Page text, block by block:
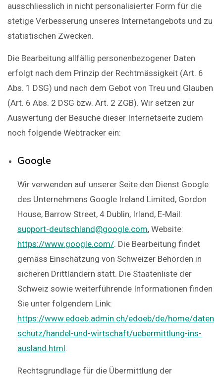
ausschliesslich in nicht personalisierter Form für die
stetige Verbesserung unseres Internetangebots und zu
statistischen Zwecken.
Die Bearbeitung allfällig personenbezogener Daten
erfolgt nach dem Prinzip der Rechtmässigkeit (Art. 6
Abs. 1 DSG) und nach dem Gebot von Treu und Glauben
(Art. 6 Abs. 2 DSG bzw. Art. 2 ZGB). Wir setzen zur
Auswertung der Besuche dieser Internetseite zudem
noch folgende Webtracker ein:
Google
Wir verwenden auf unserer Seite den Dienst Google
des Unternehmens Google Ireland Limited, Gordon
House, Barrow Street, 4 Dublin, Irland, E-Mail:
support-deutschland@google.com, Website:
https://www.google.com/. Die Bearbeitung findet
gemäss Einschätzung von Schweizer Behörden in
sicheren Drittländern statt. Die Staatenliste der
Schweiz sowie weiterführende Informationen finden
Sie unter folgendem Link:
https://www.edoeb.admin.ch/edoeb/de/home/daten
schutz/handel-und-wirtschaft/uebermittlung-ins-
ausland.html.
Rechtsgrundlage für die Übermittlung der